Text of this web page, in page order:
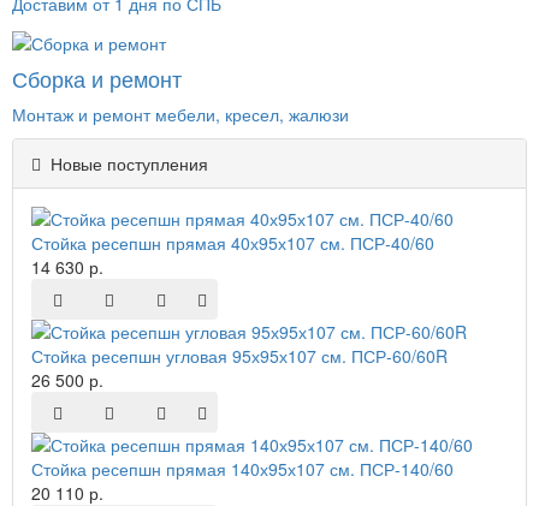
Сборка и ремонт
Монтаж и ремонт мебели, кресел, жалюзи
Новые поступления
Стойка ресепшн прямая 40х95х107 см. ПСР-40/60
14 630 р.
Стойка ресепшн угловая 95х95х107 см. ПСР-60/60R
26 500 р.
Стойка ресепшн прямая 140х95х107 см. ПСР-140/60
20 110 р.